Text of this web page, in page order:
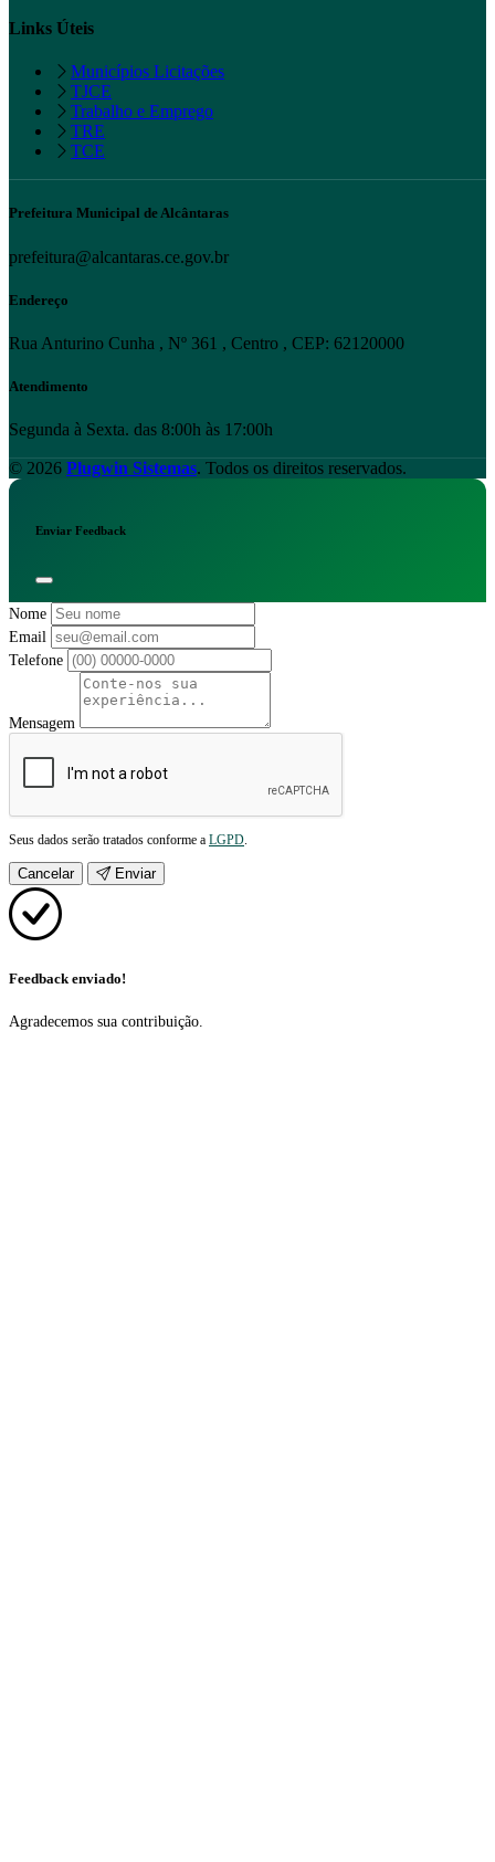
Links Úteis
Municípios Licitações
TJCE
Trabalho e Emprego
TRE
TCE
Prefeitura Municipal de Alcântaras
prefeitura@alcantaras.ce.gov.br
Endereço
Rua Anturino Cunha , Nº 361 , Centro , CEP: 62120000
Atendimento
Segunda à Sexta. das 8:00h às 17:00h
© 2026 Plugwin Sistemas. Todos os direitos reservados.
Enviar Feedback
Nome
Email
Telefone
Mensagem
Seus dados serão tratados conforme a LGPD.
Cancelar Enviar
Feedback enviado!
Agradecemos sua contribuição.